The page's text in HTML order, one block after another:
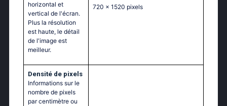
horizontal et
vertical de l'écran.
Plus la résolution
est haute, le détail
de l'image est
meilleur.
720 x 1520 pixels
Densité de pixels
Informations sur le
nombre de pixels
par centimètre ou